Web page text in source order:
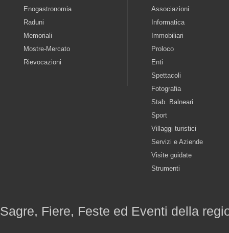
Enogastronomia
Raduni
Memoriali
Mostre-Mercato
Rievocazioni
Associazioni
Informatica
Immobiliari
Proloco
Enti
Spettacoli
Fotografia
Stab. Balneari
Sport
Villaggi turistici
Servizi e Aziende
Visite guidate
Strumenti
Sagre, Fiere, Feste ed Eventi della